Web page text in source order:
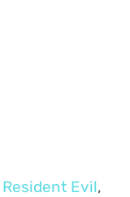
Resident Evil,